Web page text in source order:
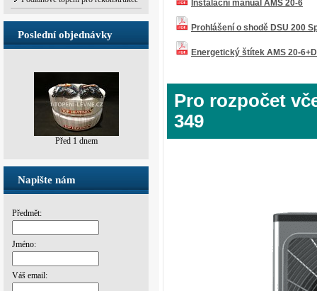
Poslední objednávky
Před 12 hodinami
Napište nám
Předmět:
Jméno:
Váš email:
Instalační manuál AMS 20-6
Prohlášení o shodě DSU 200
Energetický štítek AMS 20-
Pro rozpočet
349